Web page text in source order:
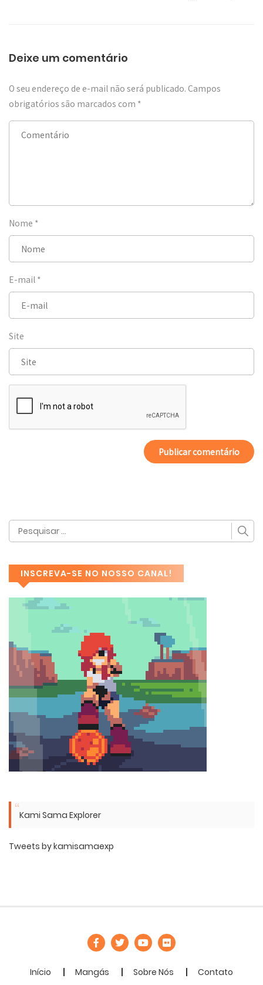
Deixe um comentário
O seu endereço de e-mail não será publicado. Campos
obrigatórios são marcados com *
Nome *
E-mail *
Site
INSCREVA-SE NO NOSSO CANAL!
Kami Sama Explorer
Tweets by kamisamaexp
Início Mangás Sobre Nós Contato